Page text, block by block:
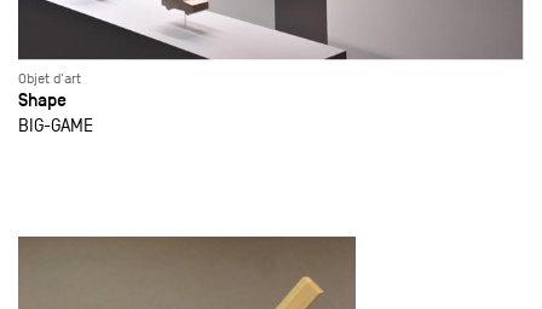
Objet d'art
Shape
BIG-GAME